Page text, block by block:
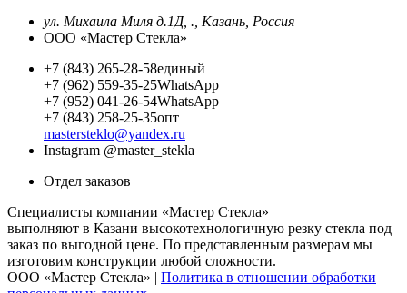
ул. Михаила Миля д.1Д, ., Казань, Россия
ООО «Мастер Стекла»
+7 (843) 265-28-58единый
+7 (962) 559-35-25WhatsApp
+7 (952) 041-26-54WhatsApp
+7 (843) 258-25-35опт
mastersteklo@yandex.ru
Instagram @master_stekla
Отдел заказов
Специалисты компании «Мастер Стекла»
выполняют в Казани высокотехнологичную резку стекла под
заказ по выгодной цене. По представленным размерам мы
изготовим конструкции любой сложности.
ООО «Мастер Стекла» | Политика в отношении обработки